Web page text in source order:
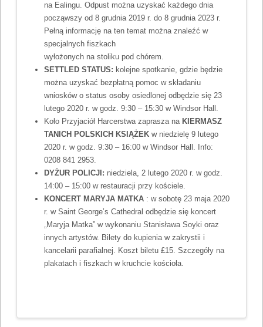
na Ealingu. Odpust można uzyskać każdego dnia
począwszy od 8 grudnia 2019 r. do 8 grudnia 2023 r.
Pełną informację na ten temat można znaleźć w
specjalnych fiszkach
wyłożonych na stoliku pod chórem.
SETTLED STATUS: kolejne spotkanie, gdzie będzie
można uzyskać bezpłatną pomoc w składaniu
wniosków o status osoby osiedlonej odbędzie się 23
lutego 2020 r. w godz. 9:30 – 15:30 w Windsor Hall.
Koło Przyjaciół Harcerstwa zaprasza na KIERMASZ
TANICH POLSKICH KSIĄŻEKw niedzielę 9 lutego
2020 r. w godz. 9:30 – 16:00 w Windsor Hall. Info:
0208 841 2953.
DYŻUR POLICJI: niedziela, 2 lutego 2020 r. w godz.
14:00 – 15:00 w restauracji przy kościele.
KONCERT MARYJA MATKA : w sobotę 23 maja 2020
r. w Saint George’s Cathedral odbędzie się koncert
„Maryja Matka” w wykonaniu Stanisława Soyki oraz
innych artystów. Bilety do kupienia w zakrystii i
kancelarii parafialnej. Koszt biletu £15. Szczegóły na
plakatach i fiszkach w kruchcie kościoła.